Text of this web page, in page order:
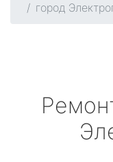
город